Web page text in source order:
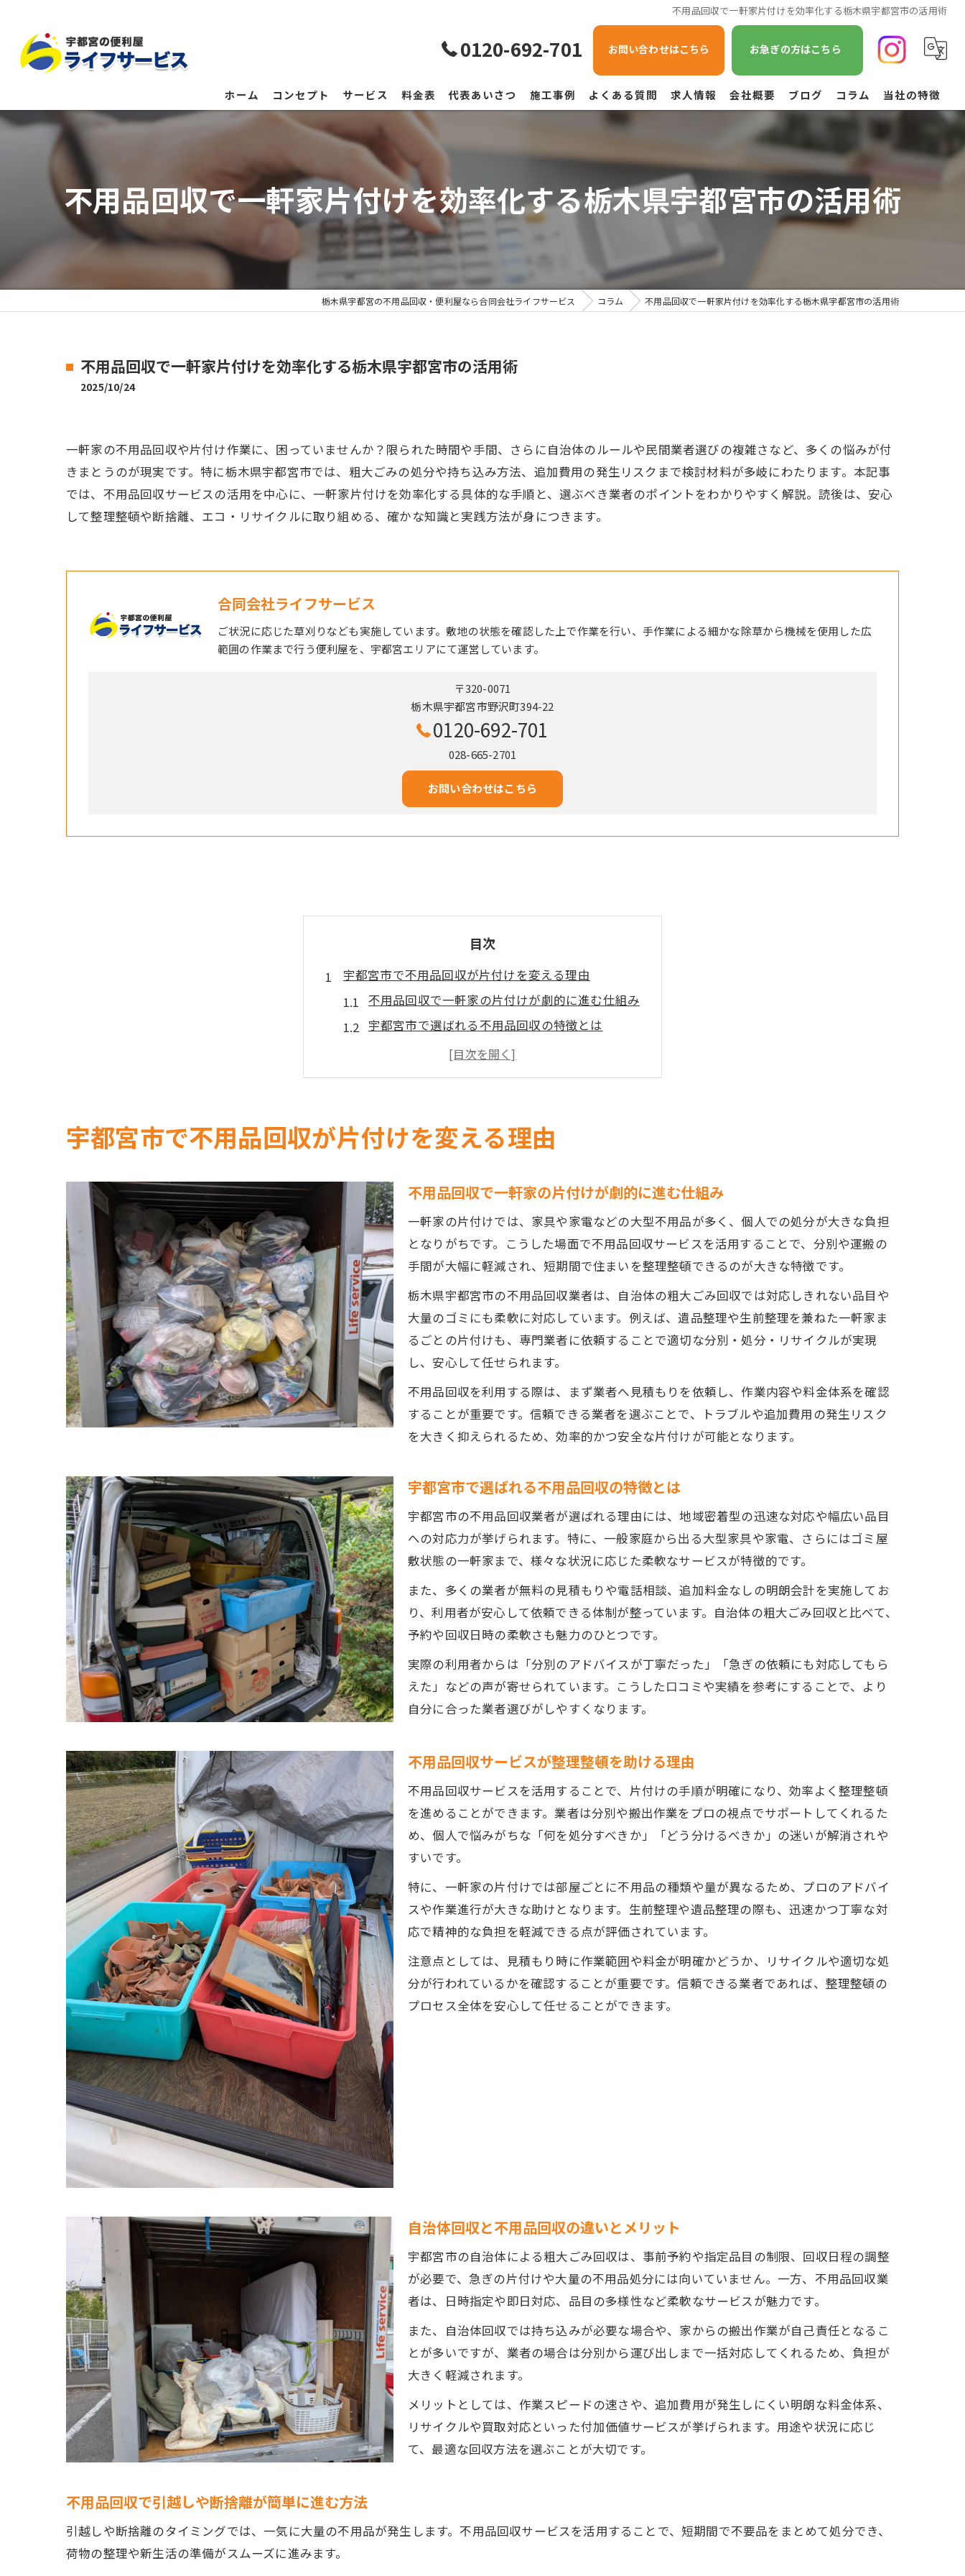
不用品回収で一軒家片付けを効率化する栃木県宇都宮市の活用術
0120-692-701 お問い合わせはこちら お急ぎの方はこちら
ホーム コンセプト サービス 料金表 代表あいさつ 施工事例 よくある質問 求人情報 会社概要 ブログ コラム 当社の特徴
草刈り
不用品回収で一軒家片付けを効率化する栃木県宇都宮市の活用術
栃木県宇都宮の不用品回収・便利屋なら合同会社ライフサービス コラム 不用品回収で一軒家片付けを効率化する栃木県宇都宮市の活用術
不用品回収で一軒家片付けを効率化する栃木県宇都宮市の活用術
2025/10/24
一軒家の不用品回収や片付け作業に、困っていませんか？限られた時間や手間、さらに自治体のルールや民間業者選びの複雑さなど、多くの悩みが付
きまとうのが現実です。特に栃木県宇都宮市では、粗大ごみの処分や持ち込み方法、追加費用の発生リスクまで検討材料が多岐にわたります。本記事
では、不用品回収サービスの活用を中心に、一軒家片付けを効率化する具体的な手順と、選ぶべき業者のポイントをわかりやすく解説。読後は、安心
して整理整頓や断捨離、エコ・リサイクルに取り組める、確かな知識と実践方法が身につきます。
合同会社ライフサービス
ご状況に応じた草刈りなども実施しています。敷地の状態を確認した上で作業を行い、手作業による細かな除草から機械を使用した広
範囲の作業まで行う便利屋を、宇都宮エリアにて運営しています。
〒320-0071
栃木県宇都宮市野沢町394-22
0120-692-701
028-665-2701
お問い合わせはこちら
目次
宇都宮市で不用品回収が片付けを変える理由
不用品回収で一軒家の片付けが劇的に進む仕組み
宇都宮市で選ばれる不用品回収の特徴とは
不用品回収サービスが整理整頓を助ける理由
自治体回収と不用品回収の違いとメリット
一軒家整理に役立つ不用品回収の知識
一軒家片付けに必須の不用品回収基礎知識
分別や持ち込み時の不用品回収注意点とは
不用品回収で粗大ごみを安全に処分する方法
不用品回収利用時に知っておきたいポイント
大量の粗大ごみも効率的に処分するコツ
大量の粗大ごみも不用品回収で手間なく処分
不用品回収活用でまとめて片付けるコツ
自治体の持ち込み制度と不用品回収の併用術
粗大ごみ処分時の不用品回収活用ポイント
不用品回収で時間と労力を削減する方法
不用品回収を使った片付けの新常識とは
エコ・リサイクル視点での不用品回収活用法
不用品回収と整理整頓の最新トレンドを紹介
一軒家片付けで重宝する不用品回収の工夫
不用品回収で家中の断捨離がスムーズに進む
自治体と民間の回収サービス比較ポイント
自治体と民間の不用品回収サービス徹底比較
不用品回収の費用や対応範囲の違いを知る
持ち込み処分と不用品回収の使い分け方
不用品回収選びで重視すべき安心ポイント
比較で分かる不用品回収サービスの特徴
不用品回収で失敗しない業者選びの重要性
優良な不用品回収業者の見極め方と注意点
追加料金やトラブルを防ぐ確認ポイント
不用品回収業者の許可証・実績のチェック法
口コミや比較で不用品回収業者を選ぶ方法
宇都宮市で不用品回収が片付けを変える理由
不用品回収で一軒家の片付けが劇的に進む仕組み
一軒家の片付けでは、家具や家電などの大型不用品が多く、個人での処分が大きな負担
となりがちです。こうした場面で不用品回収サービスを活用することで、分別や運搬の
手間が大幅に軽減され、短期間で住まいを整理整頓できるのが大きな特徴です。
栃木県宇都宮市の不用品回収業者は、自治体の粗大ごみ回収では対応しきれない品目や
大量のゴミにも柔軟に対応しています。例えば、遺品整理や生前整理を兼ねた一軒家ま
るごとの片付けも、専門業者に依頼することで適切な分別・処分・リサイクルが実現
し、安心して任せられます。
不用品回収を利用する際は、まず業者へ見積もりを依頼し、作業内容や料金体系を確認
することが重要です。信頼できる業者を選ぶことで、トラブルや追加費用の発生リスク
を大きく抑えられるため、効率的かつ安全な片付けが可能となります。
宇都宮市で選ばれる不用品回収の特徴とは
宇都宮市の不用品回収業者が選ばれる理由には、地域密着型の迅速な対応や幅広い品目
への対応力が挙げられます。特に、一般家庭から出る大型家具や家電、さらにはゴミ屋
敷状態の一軒家まで、様々な状況に応じた柔軟なサービスが特徴的です。
また、多くの業者が無料の見積もりや電話相談、追加料金なしの明朗会計を実施してお
り、利用者が安心して依頼できる体制が整っています。自治体の粗大ごみ回収と比べて、
予約や回収日時の柔軟さも魅力のひとつです。
実際の利用者からは「分別のアドバイスが丁寧だった」「急ぎの依頼にも対応してもら
えた」などの声が寄せられています。こうした口コミや実績を参考にすることで、より
自分に合った業者選びがしやすくなります。
不用品回収サービスが整理整頓を助ける理由
不用品回収サービスを活用することで、片付けの手順が明確になり、効率よく整理整頓
を進めることができます。業者は分別や搬出作業をプロの視点でサポートしてくれるた
め、個人で悩みがちな「何を処分すべきか」「どう分けるべきか」の迷いが解消されや
すいです。
特に、一軒家の片付けでは部屋ごとに不用品の種類や量が異なるため、プロのアドバイ
スや作業進行が大きな助けとなります。生前整理や遺品整理の際も、迅速かつ丁寧な対
応で精神的な負担を軽減できる点が評価されています。
注意点としては、見積もり時に作業範囲や料金が明確かどうか、リサイクルや適切な処
分が行われているかを確認することが重要です。信頼できる業者であれば、整理整頓の
プロセス全体を安心して任せることができます。
自治体回収と不用品回収の違いとメリット
宇都宮市の自治体による粗大ごみ回収は、事前予約や指定品目の制限、回収日程の調整
が必要で、急ぎの片付けや大量の不用品処分には向いていません。一方、不用品回収業
者は、日時指定や即日対応、品目の多様性など柔軟なサービスが魅力です。
また、自治体回収では持ち込みが必要な場合や、家からの搬出作業が自己責任となるこ
とが多いですが、業者の場合は分別から運び出しまで一括対応してくれるため、負担が
大きく軽減されます。
メリットとしては、作業スピードの速さや、追加費用が発生しにくい明朗な料金体系、
リサイクルや買取対応といった付加価値サービスが挙げられます。用途や状況に応じ
て、最適な回収方法を選ぶことが大切です。
不用品回収で引越しや断捨離が簡単に進む方法
引越しや断捨離のタイミングでは、一気に大量の不用品が発生します。不用品回収サービスを活用することで、短期間で不要品をまとめて処分でき、
荷物の整理や新生活の準備がスムーズに進みます。